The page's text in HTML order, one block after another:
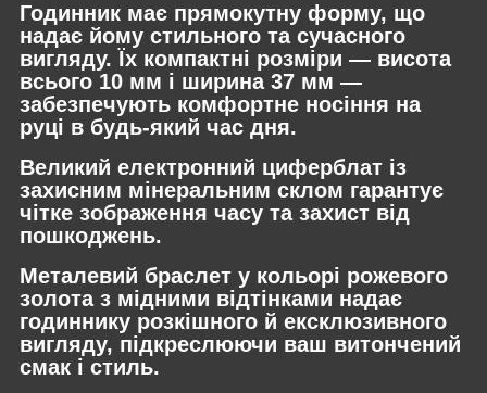
Годинник має прямокутну форму, що
надає йому стильного та сучасного
вигляду. Їх компактні розміри — висота
всього 10 мм і ширина 37 мм —
забезпечують комфортне носіння на
руці в будь-який час дня.
Великий електронний циферблат із
захисним мінеральним склом гарантує
чітке зображення часу та захист від
пошкоджень.
Металевий браслет у кольорі рожевого
золота з мідними відтінками надає
годиннику розкішного й ексклюзивного
вигляду, підкреслюючи ваш витончений
смак і стиль.